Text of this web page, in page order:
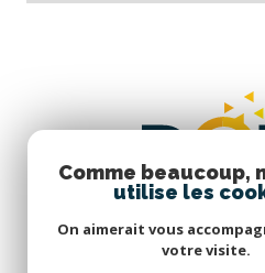
Comme beaucoup,
utilise les
On aimerait vous
votre visite.